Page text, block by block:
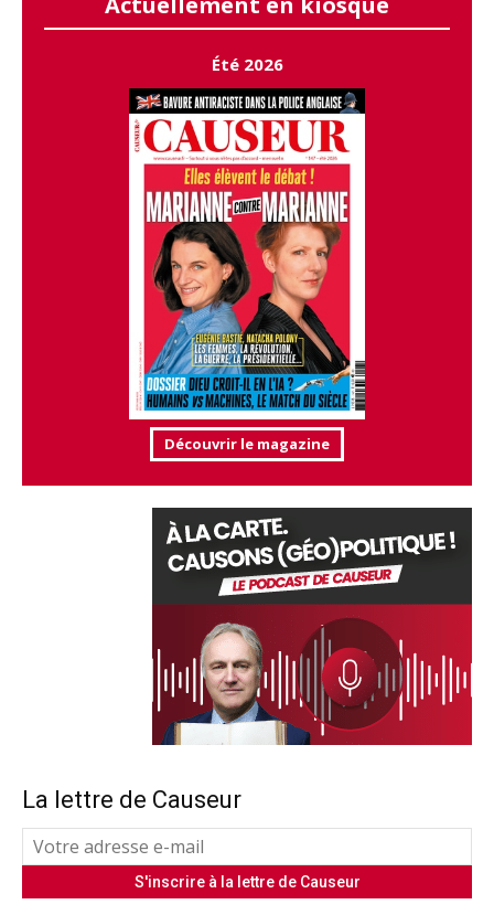
Été 2026
Découvrir le magazine
La lettre de Causeur